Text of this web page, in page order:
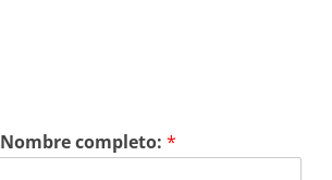
Nombre completo: *